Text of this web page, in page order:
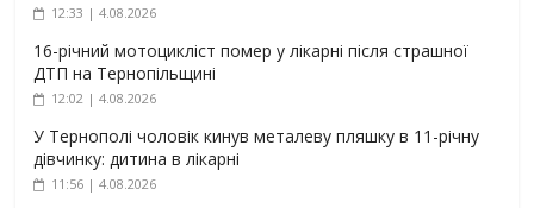
12:33 | 4.08.2026
16-річний мотоцикліст помер у лікарні після страшної
ДТП на Тернопільщині
12:02 | 4.08.2026
У Тернополі чоловік кинув металеву пляшку в 11-річну
дівчинку: дитина в лікарні
11:56 | 4.08.2026